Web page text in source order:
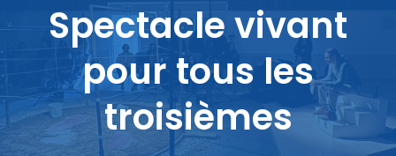
Spectacle vivant
pour tous les
troisièmes